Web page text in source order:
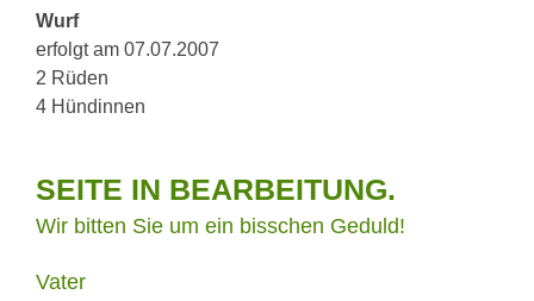
Wurf
erfolgt am 07.07.2007
2 Rüden
4 Hündinnen
SEITE IN BEARBEITUNG.
Wir bitten Sie um ein bisschen Geduld!
Vater